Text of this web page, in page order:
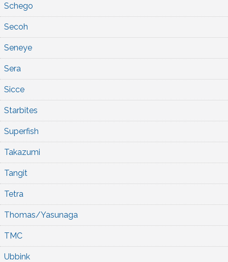
Schego
Secoh
Seneye
Sera
Sicce
Starbites
Superfish
Takazumi
Tangit
Tetra
Thomas/Yasunaga
TMC
Ubbink